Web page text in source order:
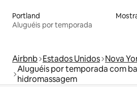
Portland
Aluguéis por temporada
Airbnb Estados Unidos Nova
Aluguéis por temporada com
hidromassagem